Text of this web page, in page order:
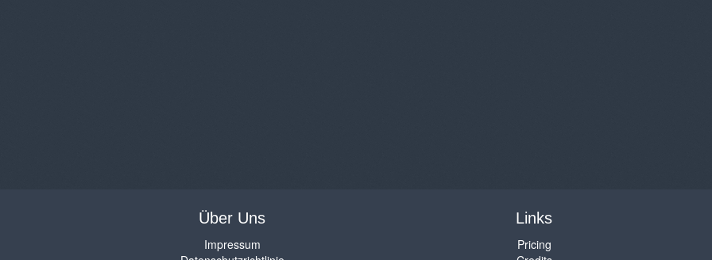
Über Uns
Impressum
Links
Pricing